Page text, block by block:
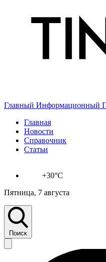
Главный Информационный
Главная
Новости
Справочник
Статьи
+30°C
Пятница, 7 августа
Поиск